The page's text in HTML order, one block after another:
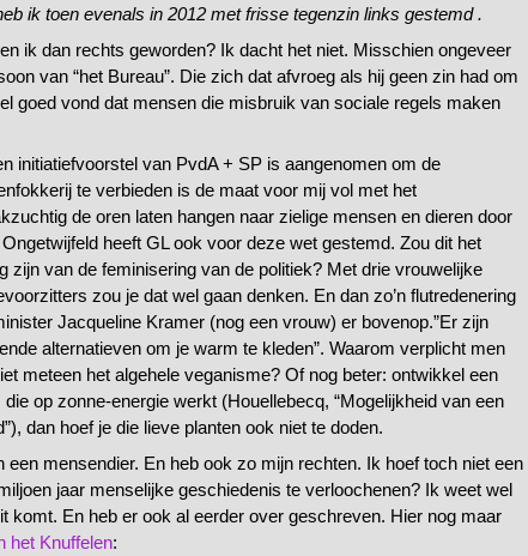
ik toen evenals in 2012 met frisse tegenzin links gestemd .
ik dan rechts geworden? Ik dacht het niet. Misschien ongeveer
van “het Bureau”. Die zich dat afvroeg als hij geen zin had om
goed vond dat mensen die misbruik van sociale regels maken
initiatiefvoorstel van PvdA + SP is aangenomen om de
te verbieden is de maat voor mij vol met het
de oren laten hangen naar zielige mensen en dieren door
heeft GL ook voor deze wet gestemd. Zou dit het
zijn van de feminisering van de politiek? Met drie vrouwelijke
zou je dat wel gaan denken. En dan zo’n flutredenering
Jacqueline Kramer (nog een vrouw) er bovenop.”Er zijn
alternatieven om je warm te kleden”. Waarom verplicht men
meteen het algehele veganisme? Of nog beter: ontwikkel een
die op zonne-energie werkt (Houellebecq, “Mogelijkheid van een
dan hoef je die lieve planten ook niet te doden.
een mensendier. En heb ook zo mijn rechten. Ik hoef toch niet een
jaar menselijke geschiedenis te verloochenen? Ik weet wel
komt. En heb er ook al eerder over geschreven. Hier nog maar
het Knuffelen: